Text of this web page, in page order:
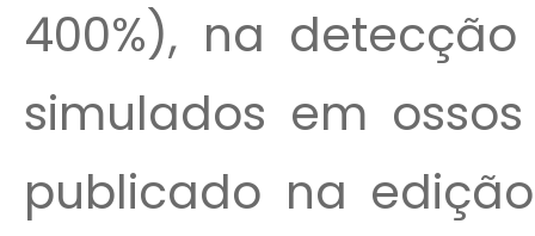
400%), na
simulados em
publicado na